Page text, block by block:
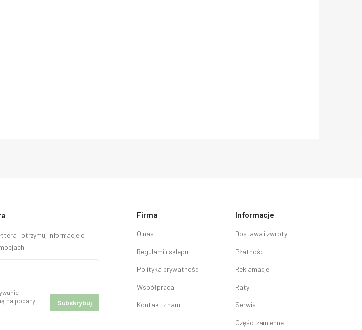
i otrzymuj informacje o
na podany
Firma
O nas
Regulamin sklepu
Polityka prywatności
Współpraca
Kontakt z nami
Informacje
Dostawa i zwroty
Płatności
Reklamacje
Raty
Serwis
Części zamienne